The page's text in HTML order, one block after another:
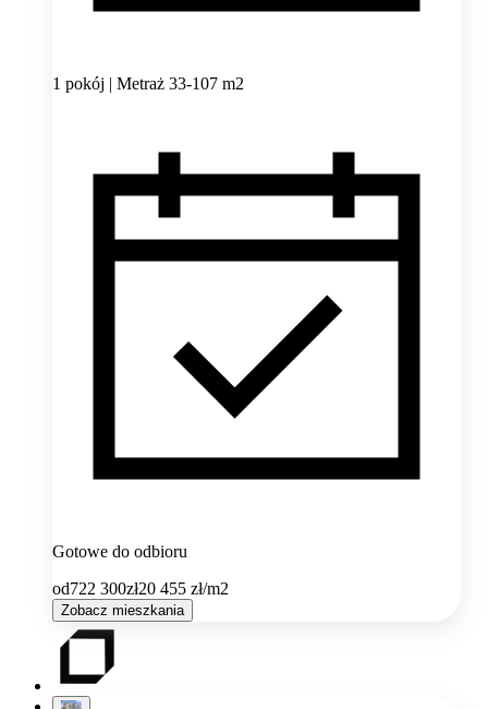
1 pokój | Metraż 33-107 m2
Gotowe do odbioru
od722 300zł20 455 zł/m2
Zobacz mieszkania